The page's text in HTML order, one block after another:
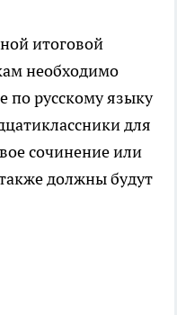
итоговой
необходимо
по русскому языку
для
сочинение или
должны будут